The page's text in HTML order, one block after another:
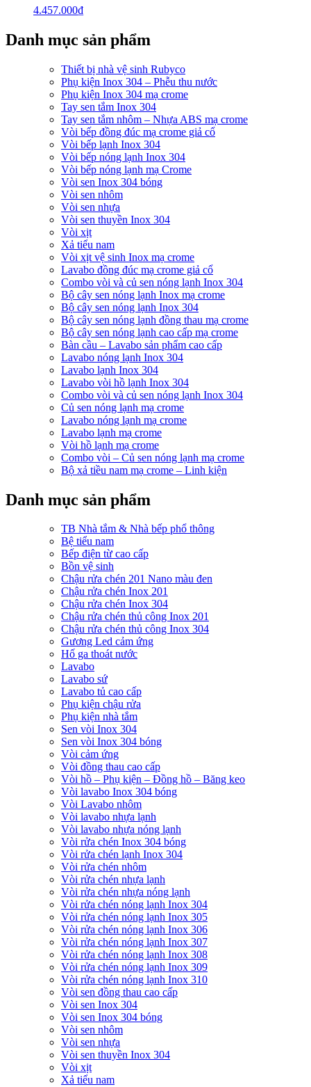
4.457.000₫
Danh mục sản phẩm
Thiết bị nhà vệ sinh Rubyco
Phụ kiện Inox 304 – Phễu thu nước
Phụ kiện Inox 304 mạ crome
Tay sen tắm Inox 304
Tay sen tắm nhôm – Nhựa ABS mạ crome
Vòi bếp đồng đúc mạ crome giả cổ
Vòi bếp lạnh Inox 304
Vòi bếp nóng lạnh Inox 304
Vòi bếp nóng lạnh mạ Crome
Vòi sen Inox 304 bóng
Vòi sen nhôm
Vòi sen nhựa
Vòi sen thuyền Inox 304
Vòi xịt
Xả tiểu nam
Vòi xịt vệ sinh Inox mạ crome
Lavabo đồng đúc mạ crome giả cổ
Combo vòi và củ sen nóng lạnh Inox 304
Bộ cây sen nóng lạnh Inox mạ crome
Bộ cây sen nóng lạnh Inox 304
Bộ cây sen nóng lạnh đồng thau mạ crome
Bộ cây sen nóng lạnh cao cấp mạ crome
Bàn cầu – Lavabo sản phẩm cao cấp
Lavabo nóng lạnh Inox 304
Lavabo lạnh Inox 304
Lavabo vòi hồ lạnh Inox 304
Combo vòi và củ sen nóng lạnh Inox 304
Củ sen nóng lạnh mạ crome
Lavabo nóng lạnh mạ crome
Lavabo lạnh mạ crome
Vòi hồ lạnh mạ crome
Combo vòi – Củ sen nóng lạnh mạ crome
Bộ xả tiều nam mạ crome – Linh kiện
Danh mục sản phẩm
TB Nhà tắm & Nhà bếp phổ thông
Bệ tiểu nam
Bếp điện từ cao cấp
Bồn vệ sinh
Chậu rửa chén 201 Nano màu đen
Chậu rửa chén Inox 201
Chậu rửa chén Inox 304
Chậu rửa chén thủ công Inox 201
Chậu rửa chén thủ công Inox 304
Gương Led cảm ứng
Hố ga thoát nước
Lavabo
Lavabo sứ
Lavabo tủ cao cấp
Phụ kiện chậu rửa
Phụ kiện nhà tắm
Sen vòi Inox 304
Sen vòi Inox 304 bóng
Vòi cảm ứng
Vòi đồng thau cao cấp
Vòi hồ – Phụ kiện – Đồng hồ – Băng keo
Vòi lavabo Inox 304 bóng
Vòi Lavabo nhôm
Vòi lavabo nhựa lạnh
Vòi lavabo nhựa nóng lạnh
Vòi rửa chén Inox 304 bóng
Vòi rửa chén lạnh Inox 304
Vòi rửa chén nhôm
Vòi rửa chén nhựa lạnh
Vòi rửa chén nhựa nóng lạnh
Vòi rửa chén nóng lạnh Inox 304
Vòi rửa chén nóng lạnh Inox 305
Vòi rửa chén nóng lạnh Inox 306
Vòi rửa chén nóng lạnh Inox 307
Vòi rửa chén nóng lạnh Inox 308
Vòi rửa chén nóng lạnh Inox 309
Vòi rửa chén nóng lạnh Inox 310
Vòi sen đồng thau cao cấp
Vòi sen Inox 304
Vòi sen Inox 304 bóng
Vòi sen nhôm
Vòi sen nhựa
Vòi sen thuyền Inox 304
Vòi xịt
Xả tiểu nam